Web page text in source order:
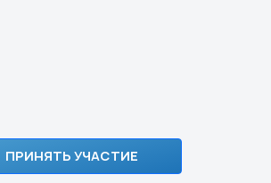
ПРИНЯТЬ УЧАСТИЕ